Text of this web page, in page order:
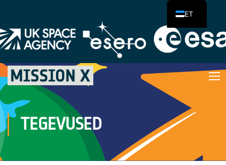
TEGEVUSED
ET